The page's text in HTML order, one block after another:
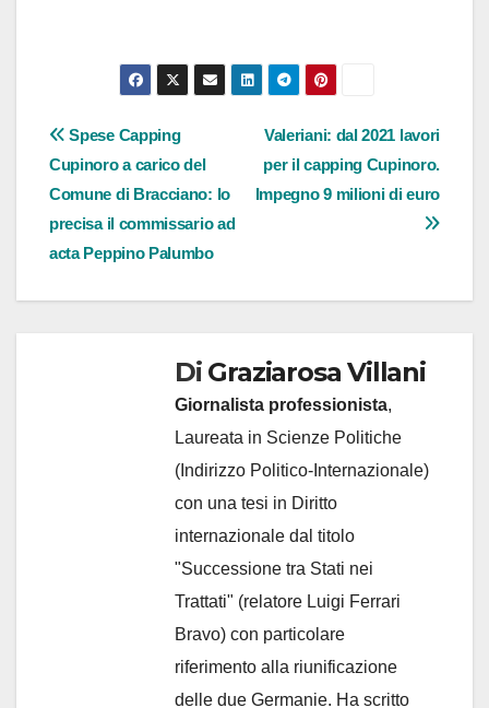
Navigazione
articoli
Valeriani: dal 2021 lavori
per il capping Cupinoro.
Impegno 9 milioni di euro
Spese Capping
Cupinoro a carico del
Comune di Bracciano: lo
precisa il commissario ad
acta Peppino Palumbo
Di Graziarosa Villani
Giornalista professionista,
Laureata in Scienze Politiche
(Indirizzo Politico-Internazionale)
con una tesi in Diritto
internazionale dal titolo
"Successione tra Stati nei
Trattati" (relatore Luigi Ferrari
Bravo) con particolare
riferimento alla riunificazione
delle due Germanie. Ha scritto